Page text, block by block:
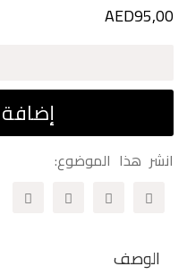
AED95,00
الصغير
من
قصص)
انشر هذا الموضوع:
الوصف